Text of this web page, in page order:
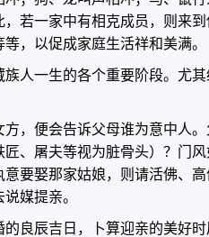
若一家中有相克成员，则来
，以促成家庭生活祥和美满。
人一生的各个重要阶段。尤
，便会告诉父母谁为意中人
、屠夫等视为脏骨头）？门
要娶那家姑娘，则请活佛、
媒提亲。
良辰吉日，卜算迎亲的美好